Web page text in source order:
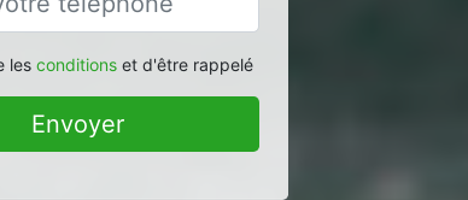
les conditionset d'être rappelé
Envoyer